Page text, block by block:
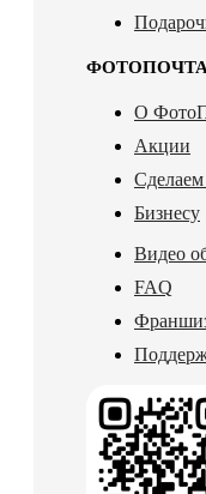
ФОТОПОЧТА
О
Акции
Сделаем
Бизнесу
Видео
FAQ